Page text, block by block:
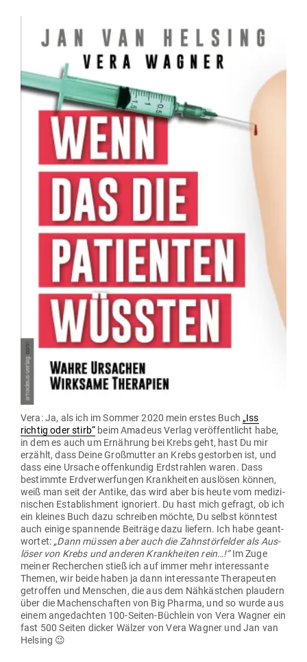
Vera: Ja, als ich im Sommer 2020 mein erstes Buch „Iss
richtig oder stirb“ beim Amadeus Verlag ver­öf­fent­licht habe,
in dem es auch um Ernährung bei Krebs geht, hast Du mir
erzählt, dass Deine Groß­mutter an Krebs gestorben ist, und
dass eine Ursache offen­kundig Erd­strahlen waren. Dass
bestimmte Erd­ver­wer­fungen Krank­heiten aus­lösen können,
weiß man seit der Antike, das wird aber bis heute vom medi­zi­
ni­schen Estab­lishment igno­riert. Du hast mich gefragt, ob ich
ein kleines Buch dazu schreiben möchte, Du selbst könntest
auch einige span­nende Bei­träge dazu liefern. Ich habe geant­
wortet: „Dann müssen aber auch die Zahn­stör­felder als Aus­
löser von Krebs und anderen Krank­heiten rein…!“Im Zuge
meiner Recherchen stieß ich auf immer mehr inter­es­sante
Themen, wir beide haben ja dann inter­es­sante The­ra­peuten
getroffen und Men­schen, die aus dem Näh­kästchen plaudern
über die Machen­schaften von Big Pharma, und so wurde aus
einem ange­dachten 100-Seiten-Büchlein von Vera Wagner ein
fast 500 Seiten dicker Wälzer von Vera Wagner und Jan van
Helsing 😉